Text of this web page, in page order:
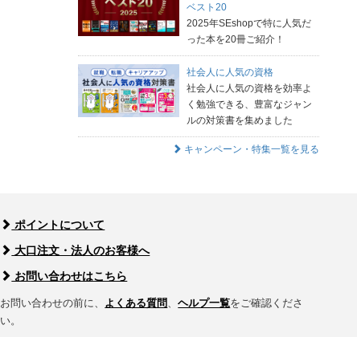
ベスト20
2025年SEshopで特に人気だ
った本を20冊ご紹介！
社会人に人気の資格
社会人に人気の資格を効率よ
く勉強できる、豊富なジャン
ルの対策書を集めました
キャンペーン・特集一覧を見る
ポイントについて
大口注文・法人のお客様へ
お問い合わせはこちら
お問い合わせの前に、 よくある質問、ヘルプ一覧をご確認くださ
い。